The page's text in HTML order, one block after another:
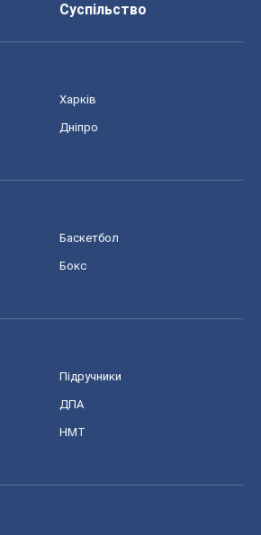
Суспільство
Харків
Дніпро
Баскетбол
Бокс
Підручники
ДПА
НМТ